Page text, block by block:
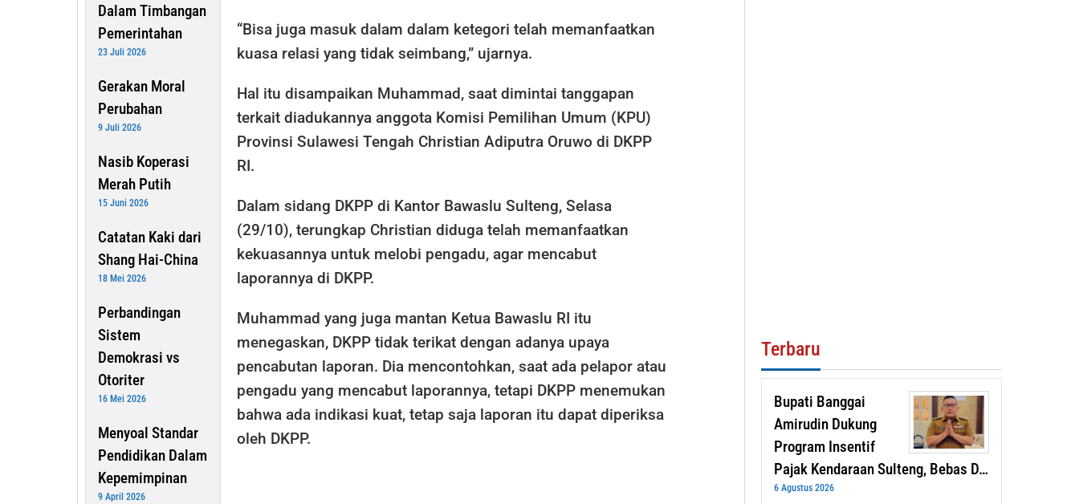
Dalam Timbangan
Pemerintahan
23 Juli 2026
Gerakan Moral
Perubahan
9 Juli 2026
Nasib Koperasi
Merah Putih
15 Juni 2026
Catatan Kaki dari
Shang Hai-China
18 Mei 2026
Perbandingan
Sistem
Demokrasi vs
Otoriter
16 Mei 2026
Menyoal Standar
Pendidikan Dalam
Kepemimpinan
9 April 2026
“Bisa juga masuk dalam dalam ketegori telah memanfaatkan
kuasa relasi yang tidak seimbang,” ujarnya.
Hal itu disampaikan Muhammad, saat dimintai tanggapan
terkait diadukannya anggota Komisi Pemilihan Umum (KPU)
Provinsi Sulawesi Tengah Christian Adiputra Oruwo di DKPP
RI.
Dalam sidang DKPP di Kantor Bawaslu Sulteng, Selasa
(29/10), terungkap Christian diduga telah memanfaatkan
kekuasannya untuk melobi pengadu, agar mencabut
laporannya di DKPP.
Muhammad yang juga mantan Ketua Bawaslu RI itu
menegaskan, DKPP tidak terikat dengan adanya upaya
pencabutan laporan. Dia mencontohkan, saat ada pelapor atau
pengadu yang mencabut laporannya, tetapi DKPP menemukan
bahwa ada indikasi kuat, tetap saja laporan itu dapat diperiksa
oleh DKPP.
Terbaru
Bupati Banggai
Amirudin Dukung
Program Insentif
Pajak Kendaraan Sulteng, Bebas D…
6 Agustus 2026